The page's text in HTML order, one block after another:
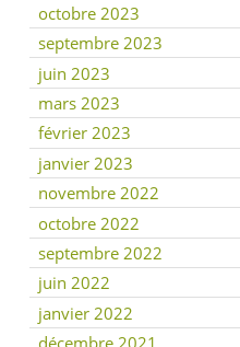
octobre 2023
septembre 2023
juin 2023
mars 2023
février 2023
janvier 2023
novembre 2022
octobre 2022
septembre 2022
juin 2022
janvier 2022